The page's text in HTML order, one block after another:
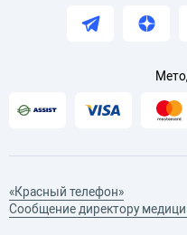
«Красный телефон»
Сообщение директору